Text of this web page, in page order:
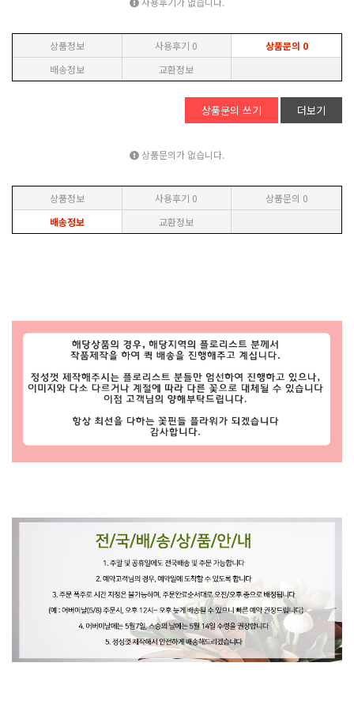
상품정보 사용후기 0 상품문의 0
배송정보
교환정보
상품문의 쓰기 더보기
상품문의가 없습니다.
상품정보 사용후기 0 상품문의 0
배송정보
교환정보